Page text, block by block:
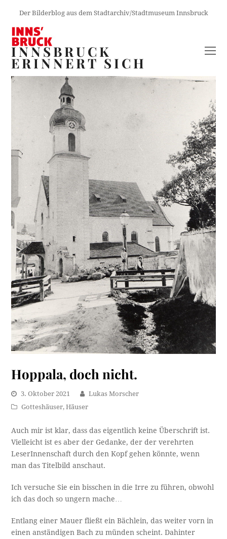
Der Bilderblog aus dem Stadtarchiv/Stadtmuseum Innsbruck
INNSBRUCK
ERINNERT SICH
Hoppala, doch nicht.
3. Oktober 2021
Lukas Morscher
Gotteshäuser,Häuser
Auch mir ist klar, dass das eigentlich keine Überschrift ist.
Vielleicht ist es aber der Gedanke, der der verehrten
LeserInnenschaft durch den Kopf gehen könnte, wenn
man das Titelbild anschaut.
Ich versuche Sie ein bisschen in die Irre zu führen, obwohl
ich das doch so ungern mache…
Entlang einer Mauer fließt ein Bächlein, das weiter vorn in
einen anständigen Bach zu münden scheint. Dahinter